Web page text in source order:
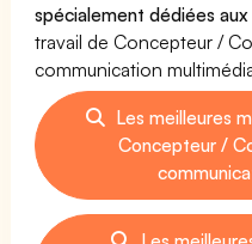
spécialement dédiées
travail de Concepteur /
communication
Les meilleures
Concepteur /